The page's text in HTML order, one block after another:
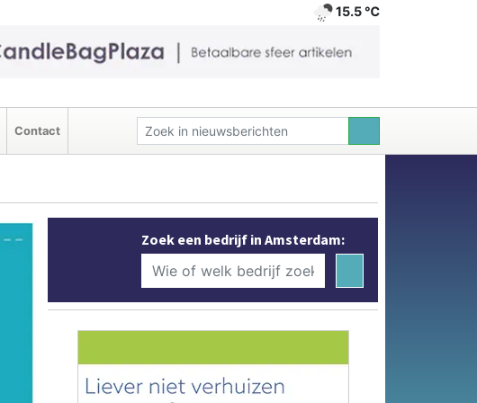
15.5 ℃
Contact
Zoek een bedrijf in Amsterdam: